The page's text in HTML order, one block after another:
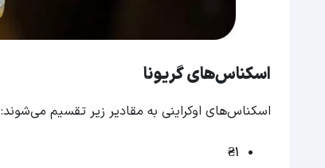
اسکناس‌های گریونا
اسکناس‌های اوکراینی به مقادیر زیر تقسیم می‌شوند:
₴1